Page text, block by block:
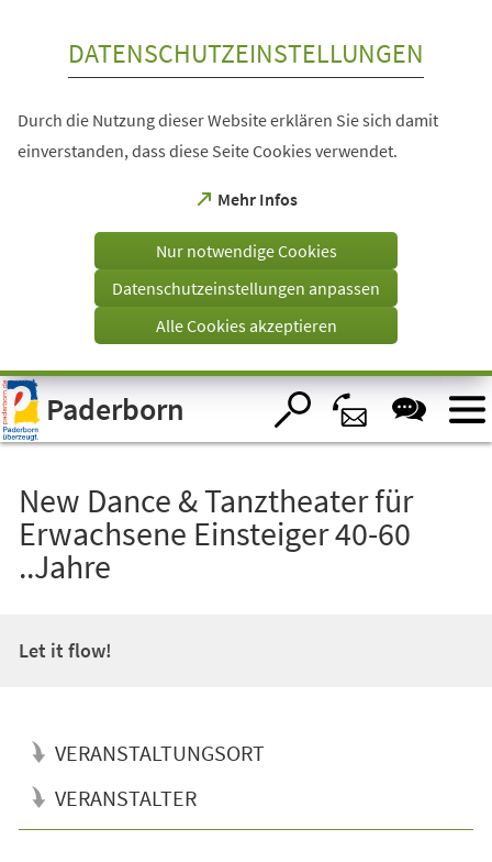
Visuelle
Assistenzsoftware
öffnen.
DATENSCHUTZEINSTELLUNGEN
Durch die Nutzung dieser Website erklären Sie sich damit
einverstanden, dass diese Seite Cookies verwendet.
Mehr Infos
(Öffnet
einem
Tab)
Nur notwendige Cookies
Datenschutzeinstellungen anpassen
Alle Cookies akzeptieren
Paderborn
New Dance & Tanztheater für
Erwachsene Einsteiger 40-60
..Jahre
Let it flow!
VERANSTALTUNGSORT
VERANSTALTER